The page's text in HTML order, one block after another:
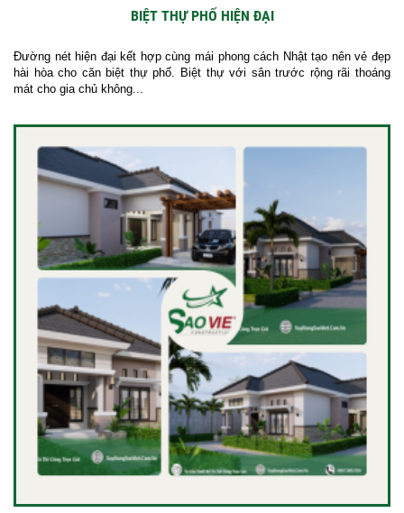
BIỆT THỰ PHỐ HIỆN ĐẠI
Đường nét hiện đại kết hợp cùng mái phong cách Nhật tạo nên vẻ đẹp
hài hòa cho căn biệt thự phố. Biệt thự với sân trước rộng rãi thoáng
mát cho gia chủ không...